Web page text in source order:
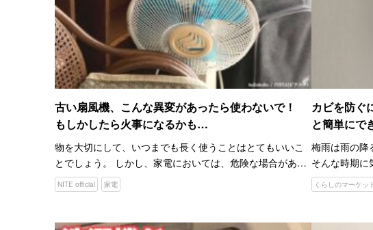
古い扇風機、こんな異変があったら使わないで！
もしかしたら火事になるかも…
物を大切にして、いつまでも長く使うことはとてもいいこ
とでしょう。 しかし、家電においては、危険な場合があり
ます。 『レトロブーム』で、実家から昔の食器や家電を見
つけて、日常で使っている人もいるかもしれません。 例え
NITE official 家電
カビを防
と簡単にで
梅雨は雨の降
そんな時期に
ね。 カビは
がそろうとす
くらしのマーケッ